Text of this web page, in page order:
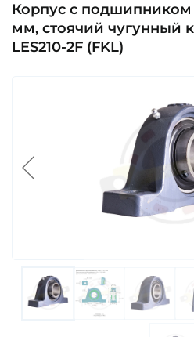
Корпус с подшипником
мм, стоячий чугунный
LES210-2F (FKL)